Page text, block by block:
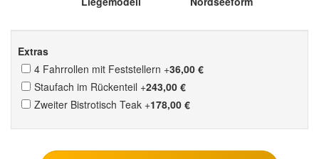
Extras
4 Fahrrollen mit Feststellern +36,00 €
Staufach im Rückenteil +243,00 €
Zweiter Bistrotisch Teak +178,00 €